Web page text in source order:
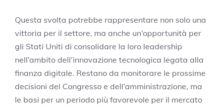
Questa svolta potrebbe rappresentare non solo una
vittoria per il settore, ma anche un’opportunità per
gli Stati Uniti di consolidare la loro leadership
nell’ambito dell’innovazione tecnologica legata alla
finanza digitale. Restano da monitorare le prossime
decisioni del Congresso e dell’amministrazione, ma
le basi per un periodo più favorevole per il mercato